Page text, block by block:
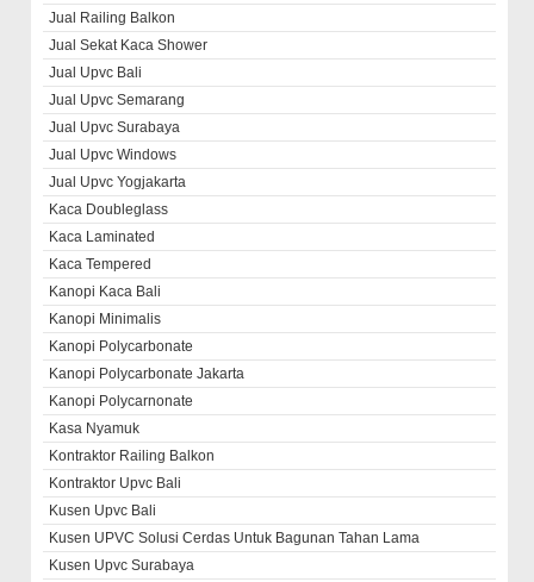
Jual Railing Balkon
Jual Sekat Kaca Shower
Jual Upvc Bali
Jual Upvc Semarang
Jual Upvc Surabaya
Jual Upvc Windows
Jual Upvc Yogjakarta
Kaca Doubleglass
Kaca Laminated
Kaca Tempered
Kanopi Kaca Bali
Kanopi Minimalis
Kanopi Polycarbonate
Kanopi Polycarbonate Jakarta
Kanopi Polycarnonate
Kasa Nyamuk
Kontraktor Railing Balkon
Kontraktor Upvc Bali
Kusen Upvc Bali
Kusen UPVC Solusi Cerdas Untuk Bagunan Tahan Lama
Kusen Upvc Surabaya